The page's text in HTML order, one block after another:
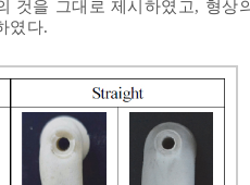
것을 그대로 제시하였고, 형
였다.